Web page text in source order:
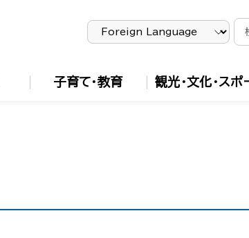
子育て・教育 観光・文化・スポ